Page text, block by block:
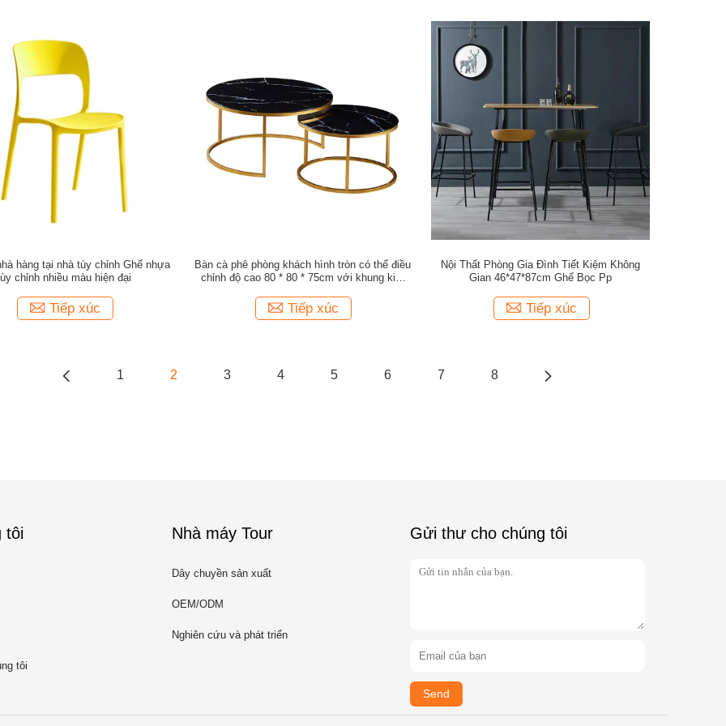
hàng tại nhà tùy chỉnh Ghế nhựa
chỉnh nhiều màu hiện đại
Tiếp xúc
Bàn cà phê phòng khách hình tròn có thể điều
chỉnh độ cao 80 * 80 * 75cm với khung kim
Tiếp xúc
Nội Thất Phòng Gia Đình Tiết Kiệm Không
Gian 46*47*87cm Ghế Bọc Pp
Tiếp xúc
1 2 3 4 5 6 7 8
tôi
tôi
Nhà máy Tour
Dây chuyền sản xuất
OEM/ODM
Nghiên cứu và phát triển
Gửi thư cho chúng tôi
Send